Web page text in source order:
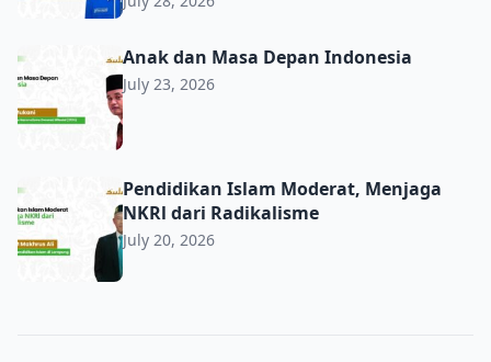
Anak dan Masa Depan Indonesia
Anak dan Masa Depan Indonesia
July 23, 2026
Pendidikan Islam Moderat, Menjaga NKRl dari
Pendidikan Islam Moderat, Menjaga
NKRl dari Radikalisme
July 20, 2026